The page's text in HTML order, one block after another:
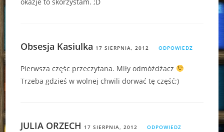
Obsesja Kasiulka 17 SIERPNIA, 2012 ODPOWIEDZ
Pierwsza częśc przeczytana. Miły odmóżdżacz
Trzeba gdzieś w wolnej chwili dorwać tę część;)
JULIA ORZECH 17 SIERPNIA, 2012 ODPOWIEDZ